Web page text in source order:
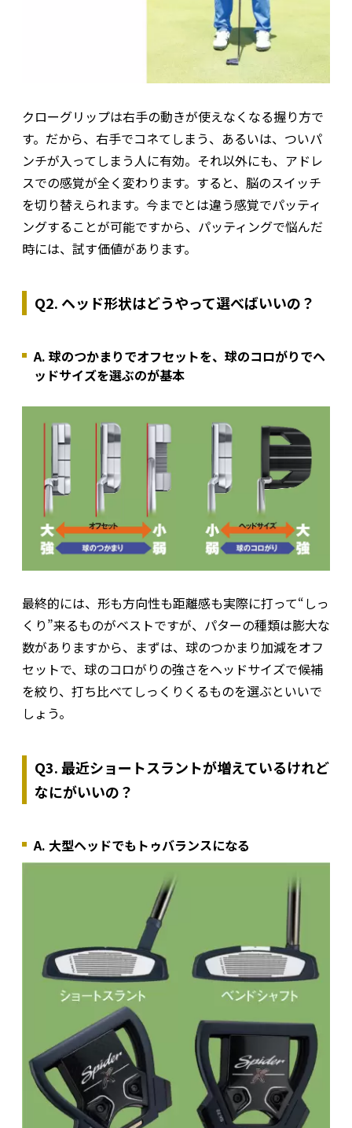
クローグリップは右手の動きが使えなくなる握り方で
す。だから、右手でコネてしまう、あるいは、ついパ
ンチが入ってしまう人に有効。それ以外にも、アドレ
スでの感覚が全く変わります。すると、脳のスイッチ
を切り替えられます。今までとは違う感覚でパッティ
ングすることが可能ですから、パッティングで悩んだ
時には、試す価値があります。
Q2. ヘッド形状はどうやって選べばいいの？
A. 球のつかまりでオフセットを、球のコロがりでヘ
ッドサイズを選ぶのが基本
最終的には、形も方向性も距離感も実際に打って“しっ
くり”来るものがベストですが、パターの種類は膨大な
数がありますから、まずは、球のつかまり加減をオフ
セットで、球のコロがりの強さをヘッドサイズで候補
を絞り、打ち比べてしっくりくるものを選ぶといいで
しょう。
Q3. 最近ショートスラントが増えているけれど
なにがいいの？
A. 大型ヘッドでもトゥバランスになる